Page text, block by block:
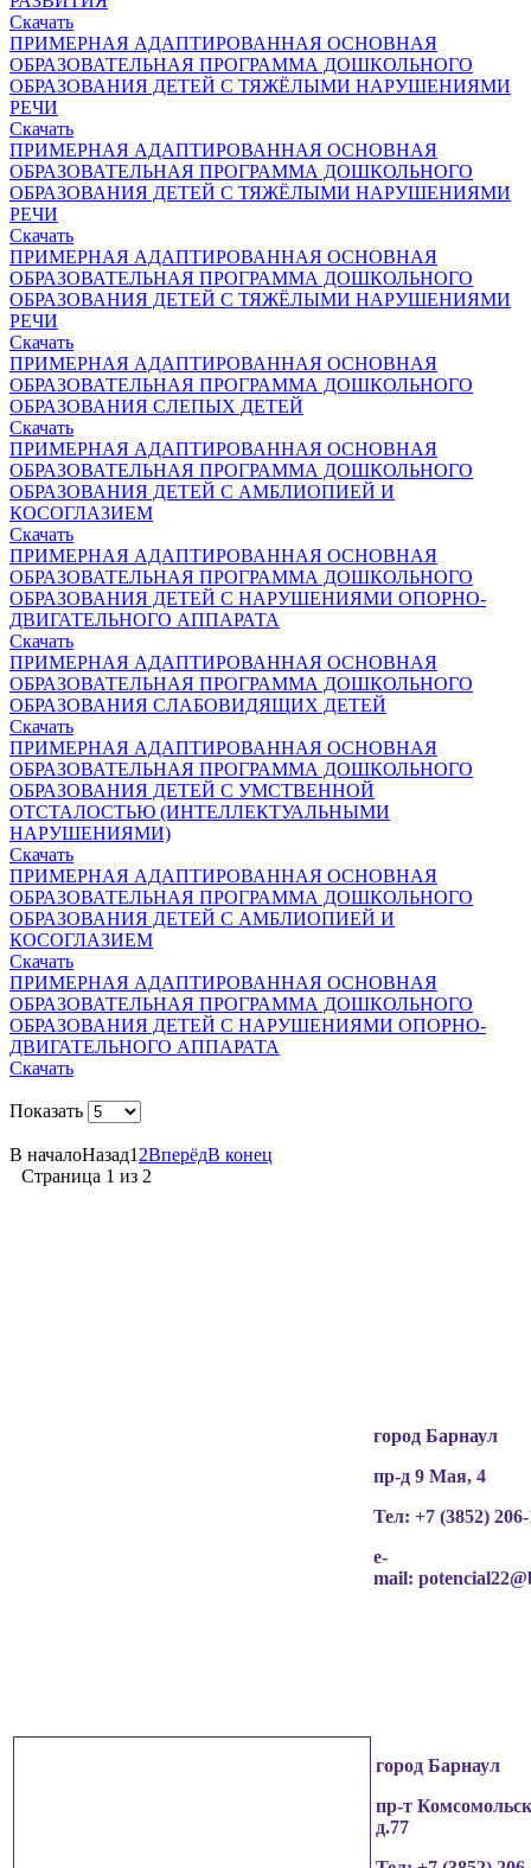
Скачать
ПРИМЕРНАЯ АДАПТИРОВАННАЯ ОСНОВНАЯ
ОБРАЗОВАТЕЛЬНАЯ ПРОГРАММА ДОШКОЛЬНОГО
ОБРАЗОВАНИЯ ДЕТЕЙ С ТЯЖЁЛЫМИ НАРУШЕНИЯМИ
РЕЧИ
Скачать
ПРИМЕРНАЯ АДАПТИРОВАННАЯ ОСНОВНАЯ
ОБРАЗОВАТЕЛЬНАЯ ПРОГРАММА ДОШКОЛЬНОГО
ОБРАЗОВАНИЯ ДЕТЕЙ С ТЯЖЁЛЫМИ НАРУШЕНИЯМИ
РЕЧИ
Скачать
ПРИМЕРНАЯ АДАПТИРОВАННАЯ ОСНОВНАЯ
ОБРАЗОВАТЕЛЬНАЯ ПРОГРАММА ДОШКОЛЬНОГО
ОБРАЗОВАНИЯ ДЕТЕЙ С ТЯЖЁЛЫМИ НАРУШЕНИЯМИ
РЕЧИ
Скачать
ПРИМЕРНАЯ АДАПТИРОВАННАЯ ОСНОВНАЯ
ОБРАЗОВАТЕЛЬНАЯ ПРОГРАММА ДОШКОЛЬНОГО
ОБРАЗОВАНИЯ СЛЕПЫХ ДЕТЕЙ
Скачать
ПРИМЕРНАЯ АДАПТИРОВАННАЯ ОСНОВНАЯ
ОБРАЗОВАТЕЛЬНАЯ ПРОГРАММА ДОШКОЛЬНОГО
ОБРАЗОВАНИЯ ДЕТЕЙ С АМБЛИОПИЕЙ И
КОСОГЛАЗИЕМ
Скачать
ПРИМЕРНАЯ АДАПТИРОВАННАЯ ОСНОВНАЯ
ОБРАЗОВАТЕЛЬНАЯ ПРОГРАММА ДОШКОЛЬНОГО
ОБРАЗОВАНИЯ ДЕТЕЙ С НАРУШЕНИЯМИ ОПОРНО-
ДВИГАТЕЛЬНОГО АППАРАТА
Скачать
ПРИМЕРНАЯ АДАПТИРОВАННАЯ ОСНОВНАЯ
ОБРАЗОВАТЕЛЬНАЯ ПРОГРАММА ДОШКОЛЬНОГО
ОБРАЗОВАНИЯ СЛАБОВИДЯЩИХ ДЕТЕЙ
Скачать
ПРИМЕРНАЯ АДАПТИРОВАННАЯ ОСНОВНАЯ
ОБРАЗОВАТЕЛЬНАЯ ПРОГРАММА ДОШКОЛЬНОГО
ОБРАЗОВАНИЯ ДЕТЕЙ С УМСТВЕННОЙ
ОТСТАЛОСТЬЮ (ИНТЕЛЛЕКТУАЛЬНЫМИ
НАРУШЕНИЯМИ)
Скачать
ПРИМЕРНАЯ АДАПТИРОВАННАЯ ОСНОВНАЯ
ОБРАЗОВАТЕЛЬНАЯ ПРОГРАММА ДОШКОЛЬНОГО
ОБРАЗОВАНИЯ ДЕТЕЙ С АМБЛИОПИЕЙ И
КОСОГЛАЗИЕМ
Скачать
ПРИМЕРНАЯ АДАПТИРОВАННАЯ ОСНОВНАЯ
ОБРАЗОВАТЕЛЬНАЯ ПРОГРАММА ДОШКОЛЬНОГО
ОБРАЗОВАНИЯ ДЕТЕЙ С НАРУШЕНИЯМИ ОПОРНО-
ДВИГАТЕЛЬНОГО АППАРАТА
Скачать
Показать
В началоНазад1 2ВперёдВ конец
Страница 1 из 2
город Барнаул
пр-д 9 Мая, 4
Тел: +7 (3852)
e-
mail:
город Барнаул
пр-т
д.77